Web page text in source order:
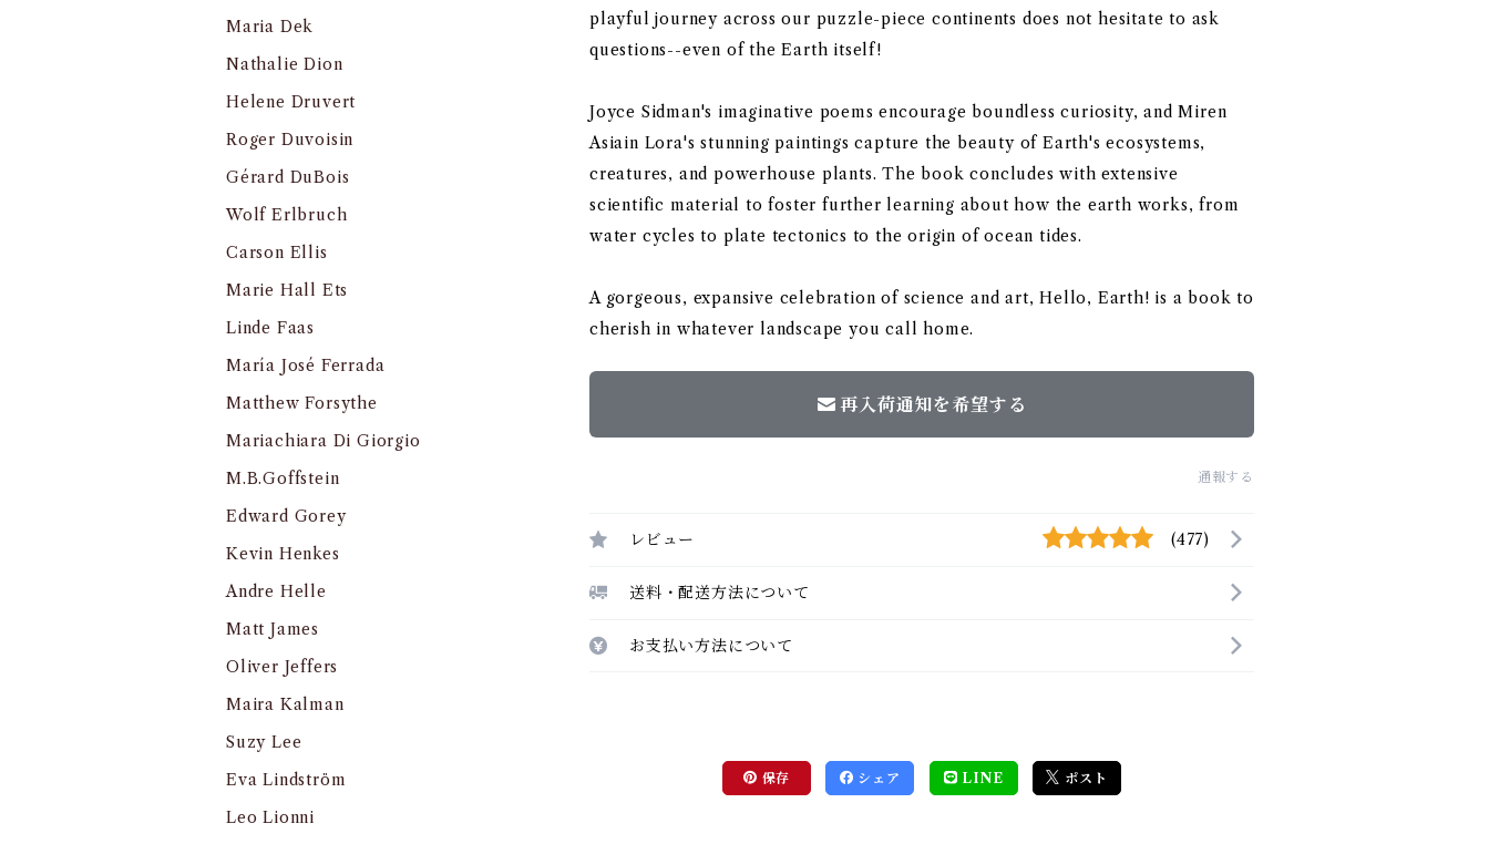
playful journey across our puzzle-piece continents does not hesitate to ask
questions--even of the Earth itself!
Joyce Sidman's imaginative poems encourage boundless curiosity, and Miren
Asiain Lora's stunning paintings capture the beauty of Earth's ecosystems,
creatures, and powerhouse plants. The book concludes with extensive
scientific material to foster further learning about how the earth works, from
water cycles to plate tectonics to the origin of ocean tides.
A gorgeous, expansive celebration of science and art, Hello, Earth! is a book to
cherish in whatever landscape you call home.
再入荷通知を希望する
通報する
レビュー (477)
送料・配送方法について
お支払い方法について
保存 シェア LINE ポスト
Maria Dek
Nathalie Dion
Helene Druvert
Roger Duvoisin
Gérard DuBois
Wolf Erlbruch
Carson Ellis
Marie Hall Ets
Linde Faas
María José Ferrada
Matthew Forsythe
Mariachiara Di Giorgio
M.B.Goffstein
Edward Gorey
Kevin Henkes
Andre Helle
Matt James
Oliver Jeffers
Maira Kalman
Suzy Lee
Eva Lindström
Leo Lionni